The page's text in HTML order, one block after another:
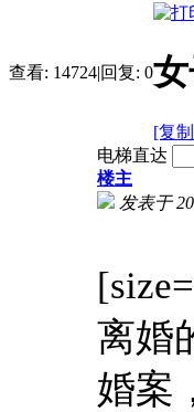
查看: 14724|回复: 0
[复
电梯直达
楼主
发表于
离婚
婚案